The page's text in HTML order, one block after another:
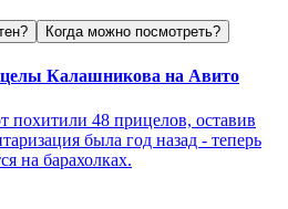
Когда можно посмотреть?
Калашникова на Авито
похитили 48 прицелов, оставив
была год назад - теперь
на барахолках.